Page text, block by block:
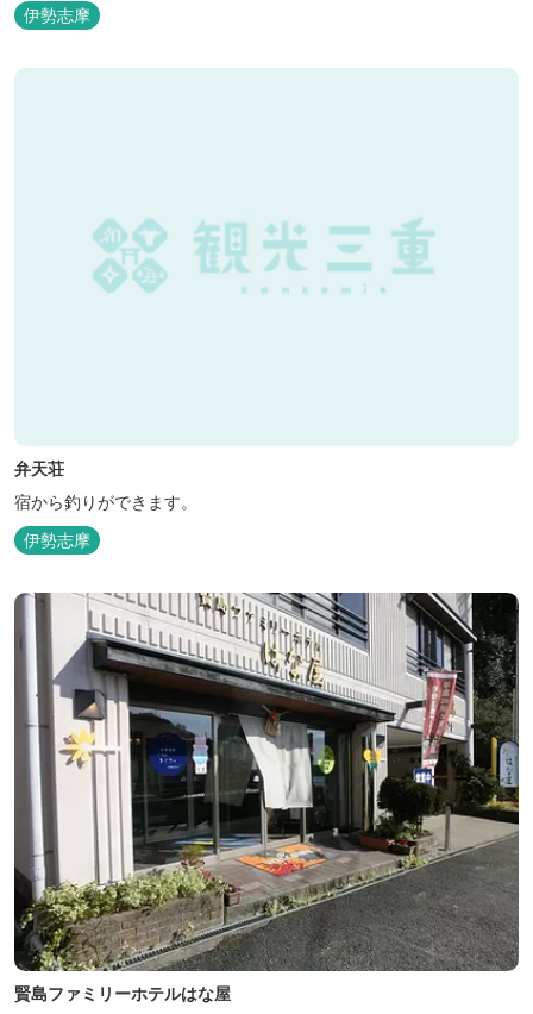
伊勢志摩
弁天荘
宿から釣りができます。
伊勢志摩
賢島ファミリーホテルはな屋